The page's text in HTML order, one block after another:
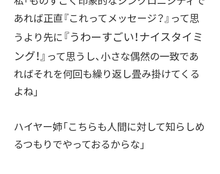
あれば正直『これってメッセージ？』って思
うより先に 『うわーすごい！ナイスタイミ
ング！』 って思うし、小さな偶然の一致であ
ればそれを何回も繰り返し畳み掛けてくる
よね」
ハイヤー姉「こちらも人間に対して知らしめ
るつもりでやっておるからな」